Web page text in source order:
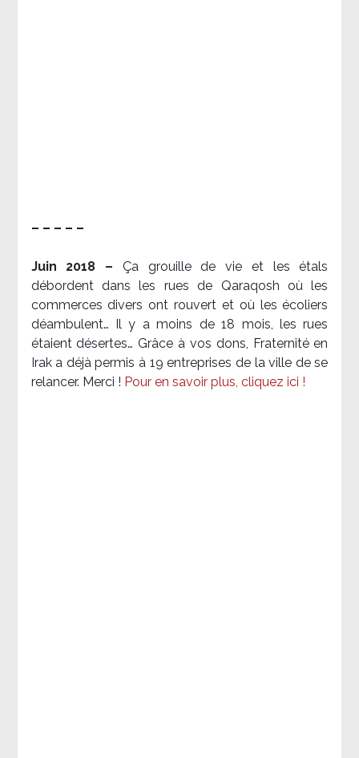
– – – – –
Juin 2018 – Ça grouille de vie et les étals
débordent dans les rues de Qaraqosh où les
commerces divers ont rouvert et où les écoliers
déambulent… Il y a moins de 18 mois, les rues
étaient désertes… Grâce à vos dons, Fraternité en
Irak a déjà permis à 19 entreprises de la ville de se
relancer. Merci ! Pour en savoir plus, cliquez ici !